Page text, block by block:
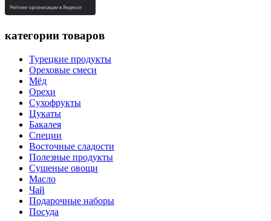
категории товаров
Турецкие продукты
Ореховые смеси
Мёд
Орехи
Сухофрукты
Цукаты
Бакалея
Специи
Восточные сладости
Полезные продукты
Сушеные овощи
Масло
Чай
Подарочные наборы
Посуда